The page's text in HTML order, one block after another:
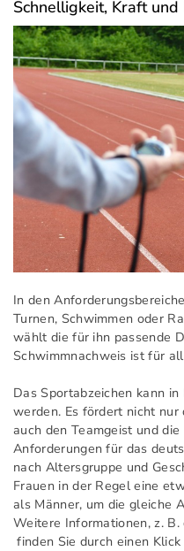
Schnelligkeit, Kraft
In den
Turnen, Schwimmen oder
wählt die für ihn passende
Schwimmnachweis ist für
Das Sportabzeichen kann
werden. Es fördert nicht nur
auch den Teamgeist und
Anforderungen für das
nach Altersgruppe und
Frauen in der Regel eine
als Männer, um die gleiche
Weitere Informationen, z.
finden Sie durch einen